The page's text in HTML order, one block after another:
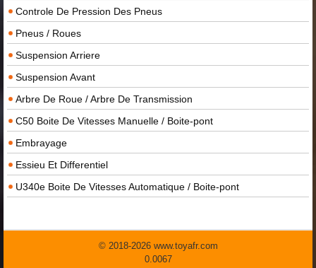
Controle De Pression Des Pneus
Pneus / Roues
Suspension Arriere
Suspension Avant
Arbre De Roue / Arbre De Transmission
C50 Boite De Vitesses Manuelle / Boite-pont
Embrayage
Essieu Et Differentiel
U340e Boite De Vitesses Automatique / Boite-pont
© 2018-2026 www.toyafr.com
0.0067